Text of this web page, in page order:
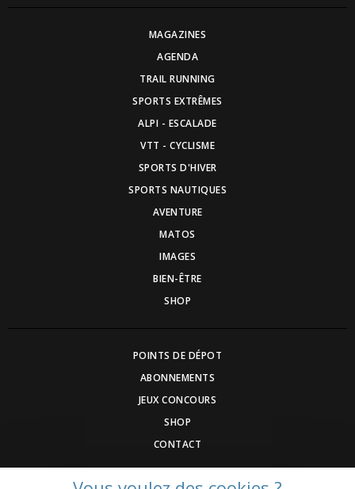
MAGAZINES
AGENDA
TRAIL RUNNING
SPORTS EXTRÊMES
ALPI - ESCALADE
VTT - CYCLISME
SPORTS D'HIVER
SPORTS NAUTIQUES
AVENTURE
MATOS
IMAGES
BIEN-ÊTRE
SHOP
POINTS DE DÉPOT
ABONNEMENTS
JEUX CONCOURS
SHOP
CONTACT